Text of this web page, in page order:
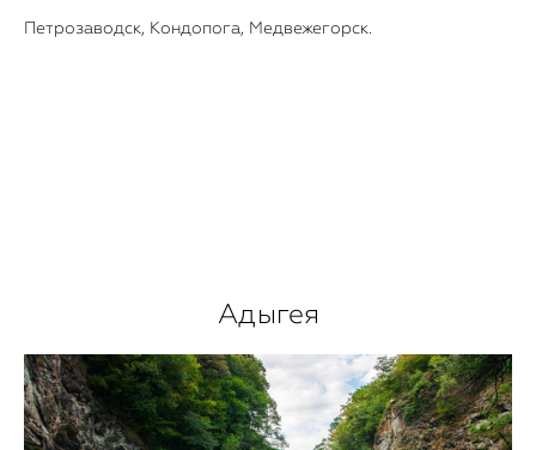
Петрозаводск, Кондопога, Медвежегорск.
Адыгея